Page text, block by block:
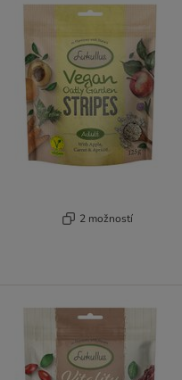
2 možností